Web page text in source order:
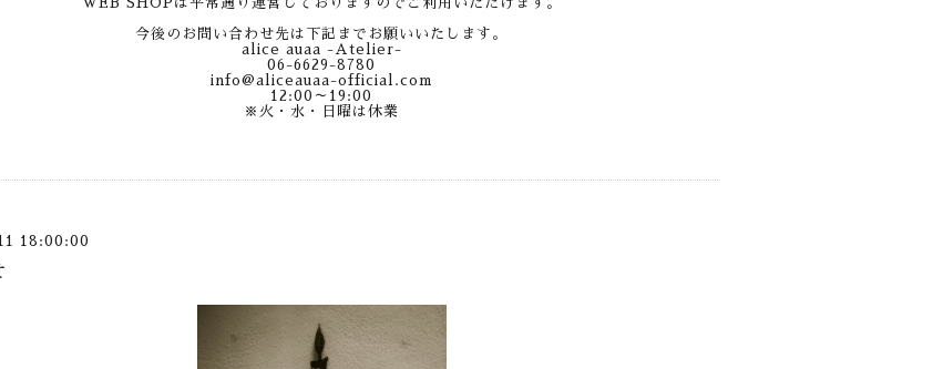
今後のお問い合わせ先は下記までお願いいたします。
alice auaa -Atelier-
06-6629-8780
info@aliceauaa-official.com
12:00～19:00
※火・水・日曜は休業
18:00:00